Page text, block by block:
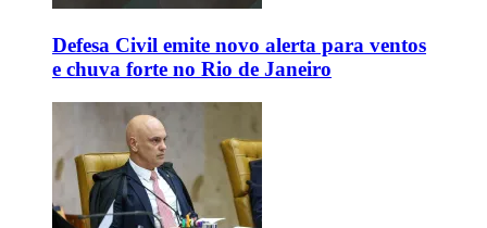
Defesa Civil emite novo alerta para ventos
e chuva forte no Rio de Janeiro